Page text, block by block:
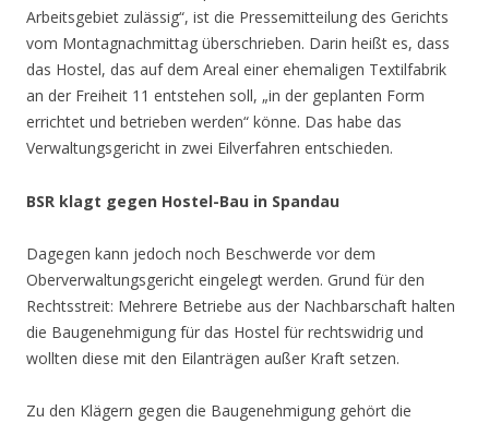
Arbeitsgebiet zulässig“, ist die Pressemitteilung des Gerichts
vom Montagnachmittag überschrieben. Darin heißt es, dass
das Hostel, das auf dem Areal einer ehemaligen Textilfabrik
an der Freiheit 11 entstehen soll, „in der geplanten Form
errichtet und betrieben werden“ könne. Das habe das
Verwaltungsgericht in zwei Eilverfahren entschieden.
BSR klagt gegen Hostel-Bau in Spandau
Dagegen kann jedoch noch Beschwerde vor dem
Oberverwaltungsgericht eingelegt werden. Grund für den
Rechtsstreit: Mehrere Betriebe aus der Nachbarschaft halten
die Baugenehmigung für das Hostel für rechtswidrig und
wollten diese mit den Eilanträgen außer Kraft setzen.
Zu den Klägern gegen die Baugenehmigung gehört die